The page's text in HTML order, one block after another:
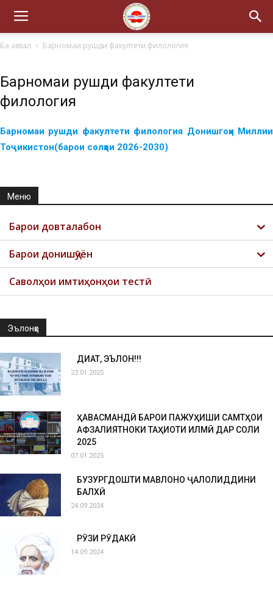
Ба аввал Барномаи рушди факултети филология
Барномаи рушди факултети
филология
Барномаи рушди факултети филология Донишгоҳи Миллии
Тоҷикистон(барои солҳои 2026-2030)
Меню
Барои довталабон
Барои донишҷӯён
Саволҳои имтиҳонҳои тестӣ
Эълонҳо
ДИҚҚАТ, ЭЪЛОН!!!
23.01.2025
ҲАВАСМАНДӢ БАРОИ ПАЖУҲИШИ САМТҲОИ
АФЗАЛИЯТНОКИ ТАҲҚИҚОТИ ИЛМӢ ДАР СОЛИ
2025
07.01.2025
БУЗУРГДОШТИ МАВЛОНО ҶАЛОЛИДДИНИ
БАЛХӢ
24.09.2024
РӮЗИ РӮДАКӢ
14.09.2024